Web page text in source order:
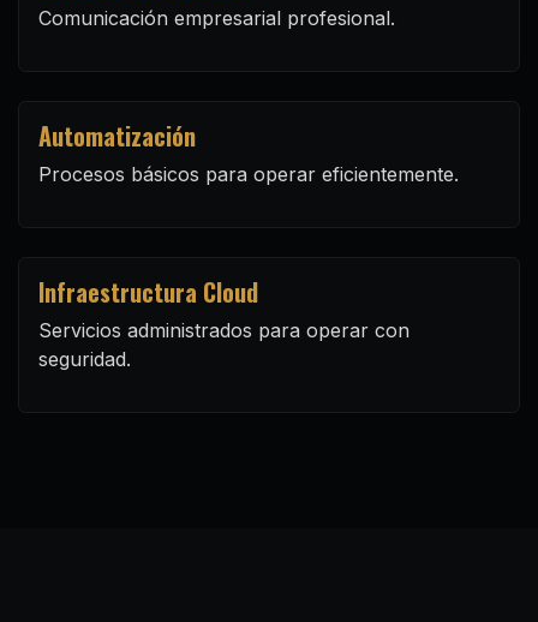
Comunicación empresarial profesional.
Automatización
Procesos básicos para operar eficientemente.
Infraestructura Cloud
Servicios administrados para operar con
seguridad.